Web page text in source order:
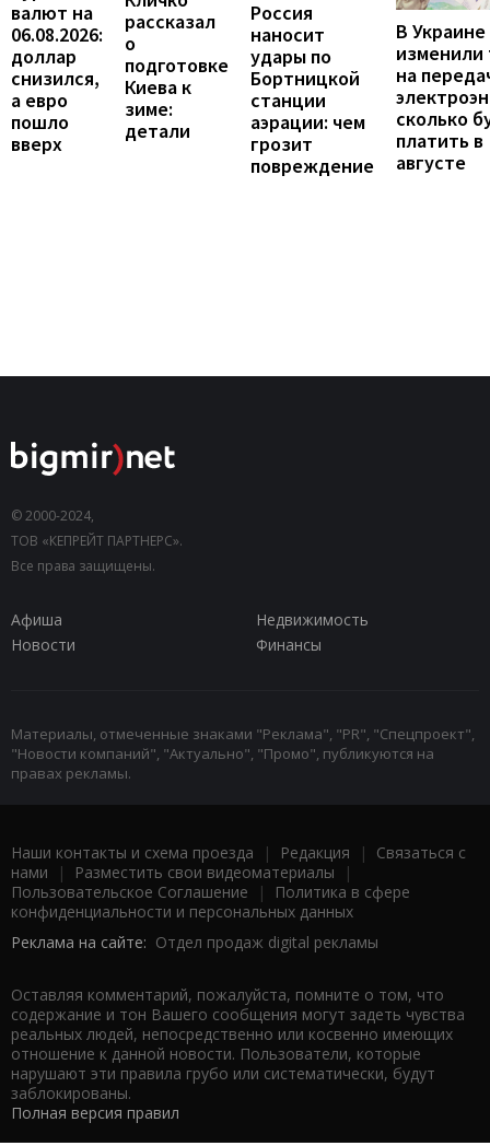
валют на
06.08.2026:
доллар
снизился,
а евро
пошло
вверх
рассказал
о
подготовке
Киева к
зиме:
детали
Россия
наносит
удары по
Бортницкой
станции
аэрации: чем
грозит
повреждение
В Украине
на
сколько
платить в
августе
© 2000-2024,
ТОВ «КЕПРЕЙТ ПАРТНЕРС».
Все права защищены.
Афиша
Недвижимость
Новости
Финансы
Материалы, отмеченные знаками "Реклама", "PR", "Спецпроект",
"Новости компаний", "Актуально", "Промо", публикуются на
правах рекламы.
Наши контакты и схема проезда | Редакция | Связаться с
нами | Разместить свои видеоматериалы |
Пользовательское Соглашение |
Политика в сфере
конфиденциальности и персональных данных
Реклама на сайте: Отдел продаж digital рекламы
Оставляя комментарий, пожалуйста, помните о том, что
содержание и тон Вашего сообщения могут задеть чувства
реальных людей, непосредственно или косвенно имеющих
отношение к данной новости. Пользователи, которые
нарушают эти правила грубо или систематически, будут
заблокированы.
Полная версия правил